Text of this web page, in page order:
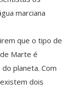
marciana
que o tipo de
Marte é
planeta. Com
dois